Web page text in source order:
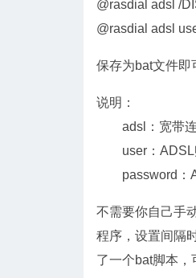
@rasdial adsl /
@rasdial adsl
保存为bat文件即
说明：
adsl：宽带连
user：ADSL
password：
不需要你自己手
程序，设置间隔
了一个bat脚本，